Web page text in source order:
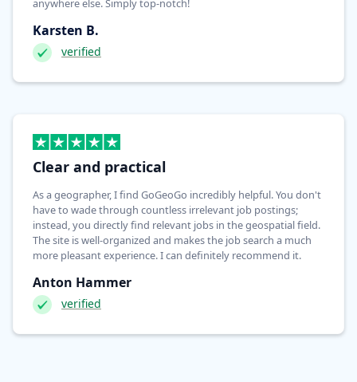
anywhere else. Simply top-notch!
Karsten B.
verified
Clear and practical
As a geographer, I find GoGeoGo incredibly helpful. You don't
have to wade through countless irrelevant job postings;
instead, you directly find relevant jobs in the geospatial field.
The site is well-organized and makes the job search a much
more pleasant experience. I can definitely recommend it.
Anton Hammer
verified